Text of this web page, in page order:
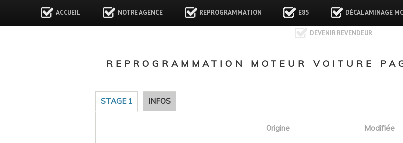
ACCUEIL NOTRE AGENCE REPROGRAMMATION E85 DÉCALAMINAGE
DEVENIR REVENDEUR
REPROGRAMMATION MOTEUR VOITURE
STAGE 1 INFOS
Origine Modifiée